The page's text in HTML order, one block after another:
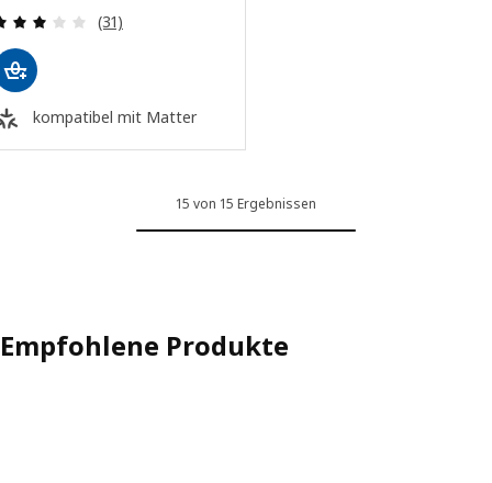
Bewertungen: 2.9 von 5 Sternen. Bewertungen
(31)
kompatibel mit Matter
15 von 15 Ergebnissen
Empfohlene Produkte